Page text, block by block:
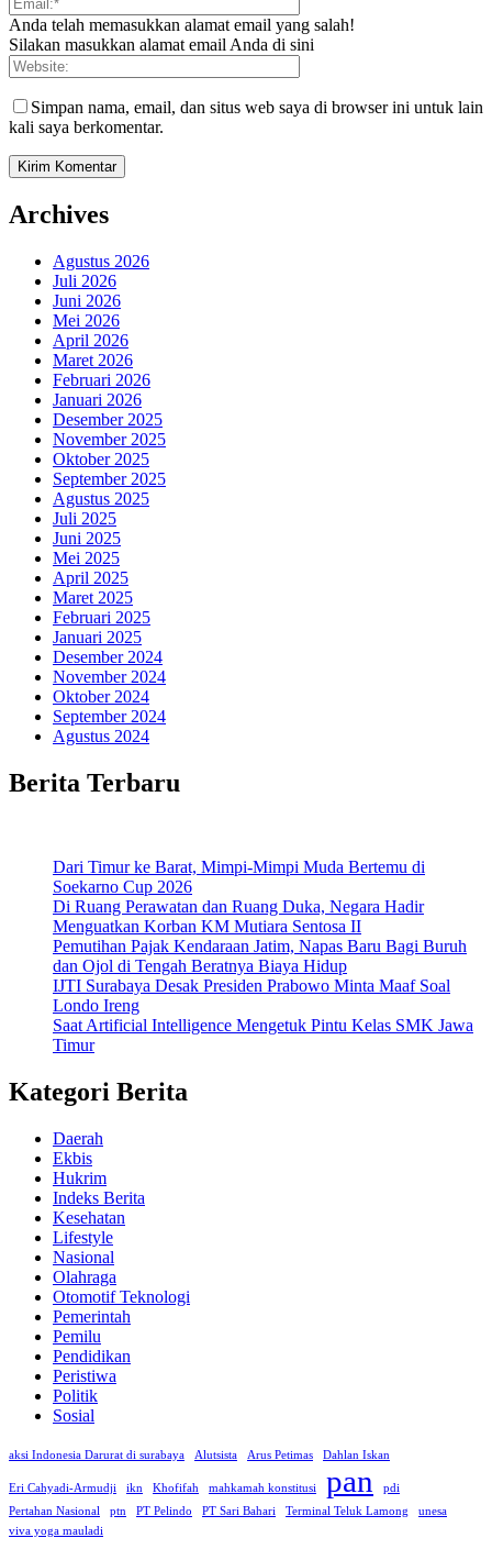
Anda telah memasukkan alamat email yang salah!
Silakan masukkan alamat email Anda di sini
Simpan nama, email, dan situs web saya di browser ini untuk lain
kali saya berkomentar.
Archives
Agustus 2026
Juli 2026
Juni 2026
Mei 2026
April 2026
Maret 2026
Februari 2026
Januari 2026
Desember 2025
November 2025
Oktober 2025
September 2025
Agustus 2025
Juli 2025
Juni 2025
Mei 2025
April 2025
Maret 2025
Februari 2025
Januari 2025
Desember 2024
November 2024
Oktober 2024
September 2024
Agustus 2024
Berita Terbaru
Dari Timur ke Barat, Mimpi-Mimpi Muda Bertemu di
Soekarno Cup 2026
Di Ruang Perawatan dan Ruang Duka, Negara Hadir
Menguatkan Korban KM Mutiara Sentosa II
Pemutihan Pajak Kendaraan Jatim, Napas Baru Bagi Buruh
dan Ojol di Tengah Beratnya Biaya Hidup
IJTI Surabaya Desak Presiden Prabowo Minta Maaf Soal
Londo Ireng
Saat Artificial Intelligence Mengetuk Pintu Kelas SMK Jawa
Timur
Kategori Berita
Daerah
Ekbis
Hukrim
Indeks Berita
Kesehatan
Lifestyle
Nasional
Olahraga
Otomotif Teknologi
Pemerintah
Pemilu
Pendidikan
Peristiwa
Politik
Sosial
aksi Indonesia Darurat di surabaya Alutsista Arus Petimas Dahlan Iskan
Eri Cahyadi-Armudji ikn Khofifah mahkamah konstitusi pan
pdi
Pertahan Nasional
ptn PT Pelindo PT Sari Bahari Terminal Teluk Lamong
unesa
viva yoga mauladi